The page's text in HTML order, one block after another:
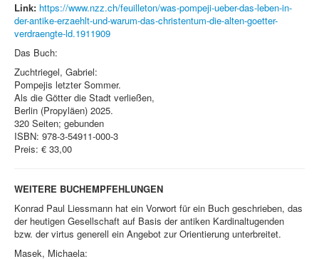
Link: https://www.nzz.ch/feuilleton/was-pompeji-ueber-das-leben-in-
der-antike-erzaehlt-und-warum-das-christentum-die-alten-goetter-
verdraengte-ld.1911909
Das Buch:
Zuchtriegel, Gabriel:
Pompejis letzter Sommer.
Als die Götter die Stadt verließen,
Berlin (Propyläen) 2025.
320 Seiten; gebunden
ISBN: 978-3-54911-000-3
Preis: € 33,00
WEITERE BUCHEMPFEHLUNGEN
Konrad Paul Liessmann hat ein Vorwort für ein Buch geschrieben, das
der heutigen Gesellschaft auf Basis der antiken Kardinaltugenden
bzw. der virtus generell ein Angebot zur Orientierung unterbreitet.
Masek, Michaela: